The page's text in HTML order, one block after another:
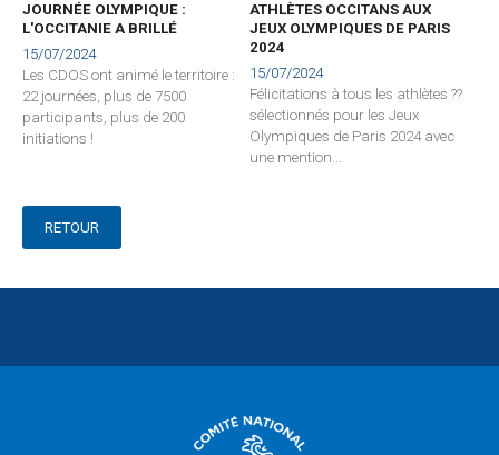
JOURNÉE OLYMPIQUE :
L'OCCITANIE A BRILLÉ
15/07/2024
Les CDOS ont animé le territoire :
22 journées, plus de 7500
participants, plus de 200
initiations !
ATHLÈTES OCCITANS AUX
JEUX OLYMPIQUES DE PARIS
2024
15/07/2024
Félicitations à tous les athlètes ??
sélectionnés pour les Jeux
Olympiques de Paris 2024 avec
une mention...
RETOUR